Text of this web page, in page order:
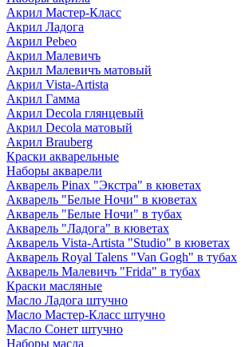
Акрил Мастер-Класс
Акрил Ладога
Акрил Pebeo
Акрил Малевичъ
Акрил Малевичъ матовый
Акрил Vista-Artista
Акрил Гамма
Акрил Decola глянцевый
Акрил Decola матовый
Акрил Brauberg
Краски акварельные
Наборы акварели
Акварель Pinax "Экстра" в кюветах
Акварель "Белые Ночи" в кюветах
Акварель "Белые Ночи" в тубах
Акварель "Ладога" в кюветах
Акварель Vista-Artista "Studio" в кюветах
Акварель Royal Talens "Van Gogh" в тубах
Акварель Малевичъ "Frida" в тубах
Краски масляные
Масло Ладога штучно
Масло Мастер-Класс штучно
Масло Сонет штучно
Наборы масла